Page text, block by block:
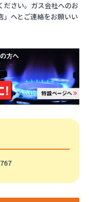
ださい。ガス会社へのお
」へとご連絡をお願いい